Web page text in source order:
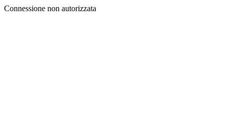
Connessione non autorizzata